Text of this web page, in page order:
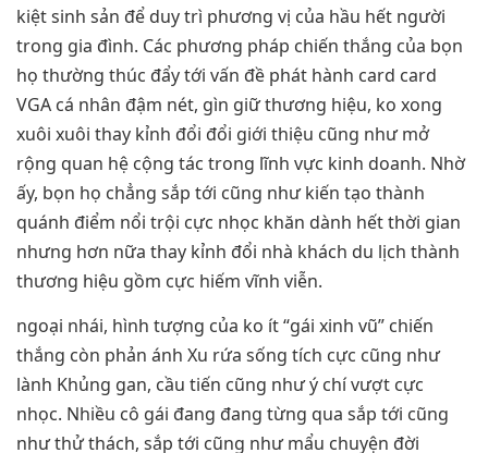
kiệt sinh sản để duy trì phương vị của hầu hết người
trong gia đình. Các phương pháp chiến thắng của bọn
họ thường thúc đẩy tới vấn đề phát hành card card
VGA cá nhân đậm nét, gìn giữ thương hiệu, ko xong
xuôi xuôi thay kỉnh đổi đổi giới thiệu cũng như mở
rộng quan hệ cộng tác trong lĩnh vực kinh doanh. Nhờ
ấy, bọn họ chẳng sắp tới cũng như kiến tạo thành
quánh điểm nổi trội cực nhọc khăn dành hết thời gian
nhưng hơn nữa thay kỉnh đổi nhà khách du lịch thành
thương hiệu gồm cực hiếm vĩnh viễn.
ngoại nhái, hình tượng của ko ít “gái xinh vũ” chiến
thắng còn phản ánh Xu rứa sống tích cực cũng như
lành Khủng gan, cầu tiến cũng như ý chí vượt cực
nhọc. Nhiều cô gái đang đang từng qua sắp tới cũng
như thử thách, sắp tới cũng như mẩu chuyện đời